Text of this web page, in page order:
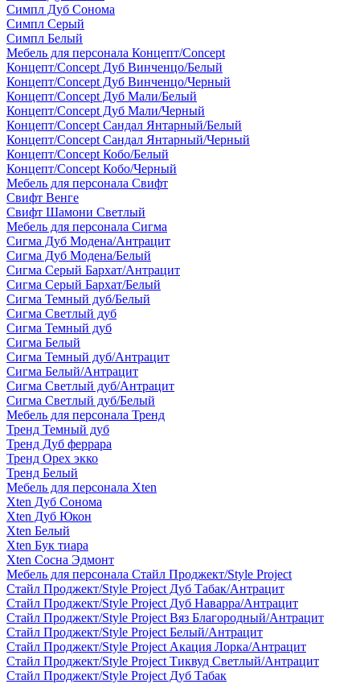
Симпл Дуб Сонома
Симпл Серый
Симпл Белый
Мебель для персонала Концепт/Concept
Концепт/Concept Дуб Винченцо/Белый
Концепт/Concept Дуб Винченцо/Черный
Концепт/Concept Дуб Мали/Белый
Концепт/Concept Дуб Мали/Черный
Концепт/Concept Сандал Янтарный/Белый
Концепт/Concept Сандал Янтарный/Черный
Концепт/Concept Кобо/Белый
Концепт/Concept Кобо/Черный
Мебель для персонала Свифт
Свифт Венге
Свифт Шамони Светлый
Мебель для персонала Сигма
Сигма Дуб Модена/Антрацит
Сигма Дуб Модена/Белый
Сигма Серый Бархат/Антрацит
Сигма Серый Бархат/Белый
Сигма Темный дуб/Белый
Сигма Светлый дуб
Сигма Темный дуб
Сигма Белый
Сигма Темный дуб/Антрацит
Сигма Белый/Антрацит
Сигма Светлый дуб/Антрацит
Сигма Светлый дуб/Белый
Мебель для персонала Тренд
Тренд Темный дуб
Тренд Дуб феррара
Тренд Орех экко
Тренд Белый
Мебель для персонала Xten
Xten Дуб Сонома
Xten Дуб Юкон
Xten Белый
Xten Бук тиара
Xten Сосна Эдмонт
Мебель для персонала Стайл Проджект/Style Project
Стайл Проджект/Style Project Дуб Табак/Антрацит
Стайл Проджект/Style Project Дуб Наварра/Антрацит
Стайл Проджект/Style Project Вяз Благородный/Антрацит
Стайл Проджект/Style Project Белый/Антрацит
Стайл Проджект/Style Project Акация Лорка/Антрацит
Стайл Проджект/Style Project Тиквуд Светлый/Антрацит
Стайл Проджект/Style Project Дуб Табак